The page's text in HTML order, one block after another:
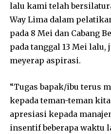
lalu kami telah
Way Lima dalam
pada 8 Mei dan Cabang
pada tanggal 13 Mei lalu,
meyerap aspirasi.
“Tugas bapak/ibu terus
kepada teman-teman
apresiasi kepada
insentif beberapa waktu